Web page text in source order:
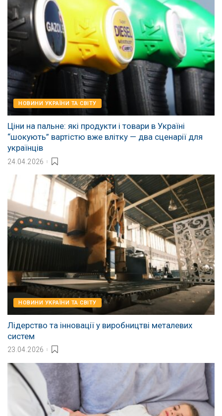
НОВИНИ УКРАЇНИ ТА СВІТУ
Ціни на пальне: які продукти і товари в Україні
“шокують” вартістю вже влітку — два сценарії для
українців
24.04.2026
НОВИНИ УКРАЇНИ ТА СВІТУ
Лідерство та інновації у виробництві металевих
систем
23.04.2026